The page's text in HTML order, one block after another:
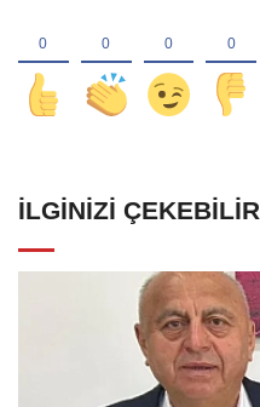
İLGINIZI ÇEKEBILIR